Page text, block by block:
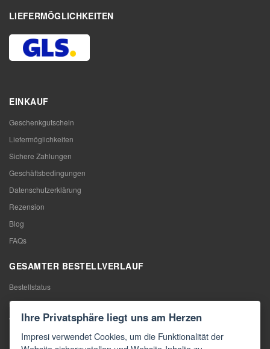
LIEFERMÖGLICHKEITEN
EINKAUF
Geschenkgutschein
Liefermöglichkeiten
Sichere Zahlungen
Geschäftsbedingungen
Datenschutzerklärung
Rezension
Blog
FAQs
GESAMTER BESTELLVERLAUF
Bestellstatus
Meine Bestellung
Warentausch
Rücktritt vom Vertrag
Ihre Privatsphäre liegt uns am Herzen
Impresi verwendet Cookies, um die Funktionalität der